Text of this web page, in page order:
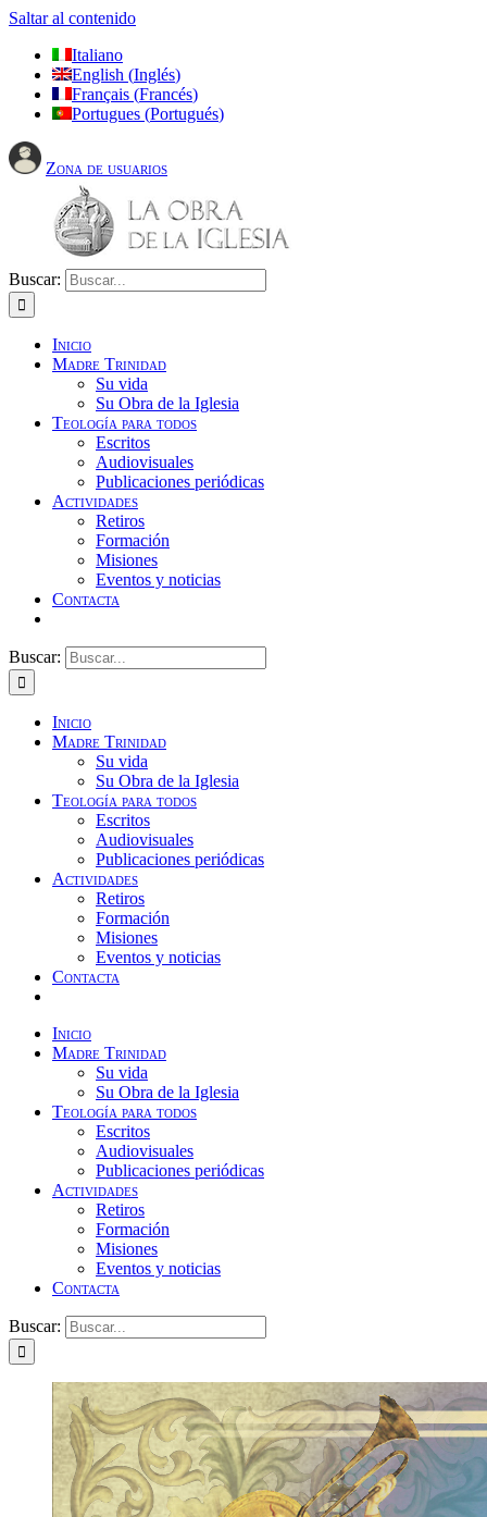
Saltar al contenido
Italiano
English (Inglés)
Français (Francés)
Portugues (Portugués)
Zona de usuarios
Buscar:
Inicio
Madre Trinidad
Su vida
Su Obra de la Iglesia
Teología para todos
Escritos
Audiovisuales
Publicaciones periódicas
Actividades
Retiros
Formación
Misiones
Eventos y noticias
Contacta
Buscar:
Inicio
Madre Trinidad
Su vida
Su Obra de la Iglesia
Teología para todos
Escritos
Audiovisuales
Publicaciones periódicas
Actividades
Retiros
Formación
Misiones
Eventos y noticias
Contacta
Inicio
Madre Trinidad
Su vida
Su Obra de la Iglesia
Teología para todos
Escritos
Audiovisuales
Publicaciones periódicas
Actividades
Retiros
Formación
Misiones
Eventos y noticias
Contacta
Buscar: